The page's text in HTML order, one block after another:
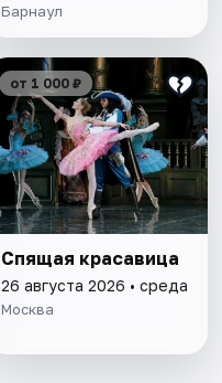
Барнаул
от 1 000 ₽
Спящая красавица
26 августа 2026 • среда
Москва